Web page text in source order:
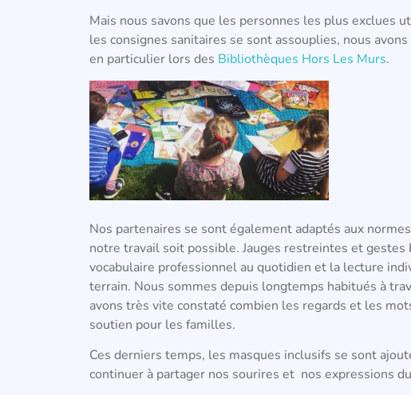
Mais nous savons que les personnes les plus exclues
les consignes sanitaires se sont assouplies, nous
en particulier lors des Bibliothèques Hors Les Murs.
Nos partenaires se sont également adaptés aux
notre travail soit possible. Jauges restreintes et
vocabulaire professionnel au quotidien et la lecture
terrain. Nous sommes depuis longtemps habitués à
avons très vite constaté combien les regards et les
soutien pour les familles.
Ces derniers temps, les masques inclusifs se sont
continuer à partager nos sourires et nos expressions